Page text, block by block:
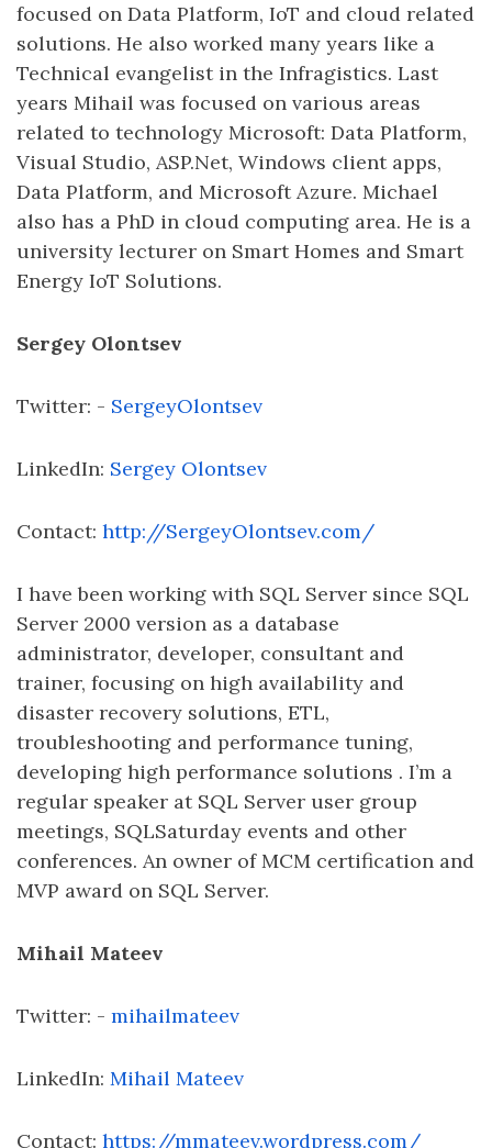
focused on Data Platform, IoT and cloud related
solutions. He also worked many years like a
Technical evangelist in the Infragistics. Last
years Mihail was focused on various areas
related to technology Microsoft: Data Platform,
Visual Studio, ASP.Net, Windows client apps,
Data Platform, and Microsoft Azure. Michael
also has a PhD in cloud computing area. He is a
university lecturer on Smart Homes and Smart
Energy IoT Solutions.
Sergey Olontsev
Twitter: - SergeyOlontsev
LinkedIn: Sergey Olontsev
Contact: http://SergeyOlontsev.com/
I have been working with SQL Server since SQL
Server 2000 version as a database
administrator, developer, consultant and
trainer, focusing on high availability and
disaster recovery solutions, ETL,
troubleshooting and performance tuning,
developing high performance solutions . I’m a
regular speaker at SQL Server user group
meetings, SQLSaturday events and other
conferences. An owner of MCM certification and
MVP award on SQL Server.
Mihail Mateev
Twitter: - mihailmateev
LinkedIn: Mihail Mateev
Contact: https://mmateev.wordpress.com/